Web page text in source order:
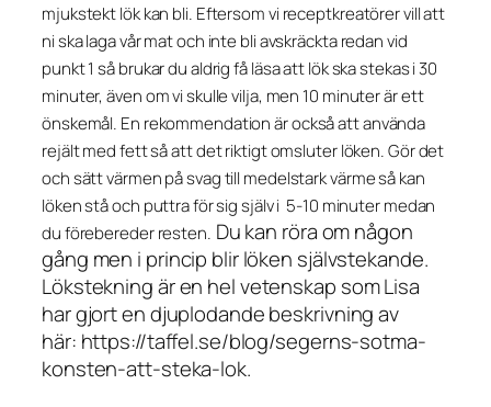
mjukstekt lök kan bli. Eftersom vi receptkreatörer vill att
ni ska laga vår mat och inte bli avskräckta redan vid
punkt 1 så brukar du aldrig få läsa att lök ska stekas i 30
minuter, även om vi skulle vilja, men 10 minuter är ett
önskemål. En rekommendation är också att använda
rejält med fettså att det riktigt omsluter löken. Gör det
och sätt värmen på svag till medelstark värme så kan
löken stå och puttra för sig själv i 5-10 minuter medan
du förebereder resten. Du kan röra om någon
gång men i princip blir löken självstekande.
Lökstekning är en hel vetenskap som Lisa
har gjort en djuplodande beskrivning av
här: https://taffel.se/blog/segerns-sotma-
konsten-att-steka-lok.